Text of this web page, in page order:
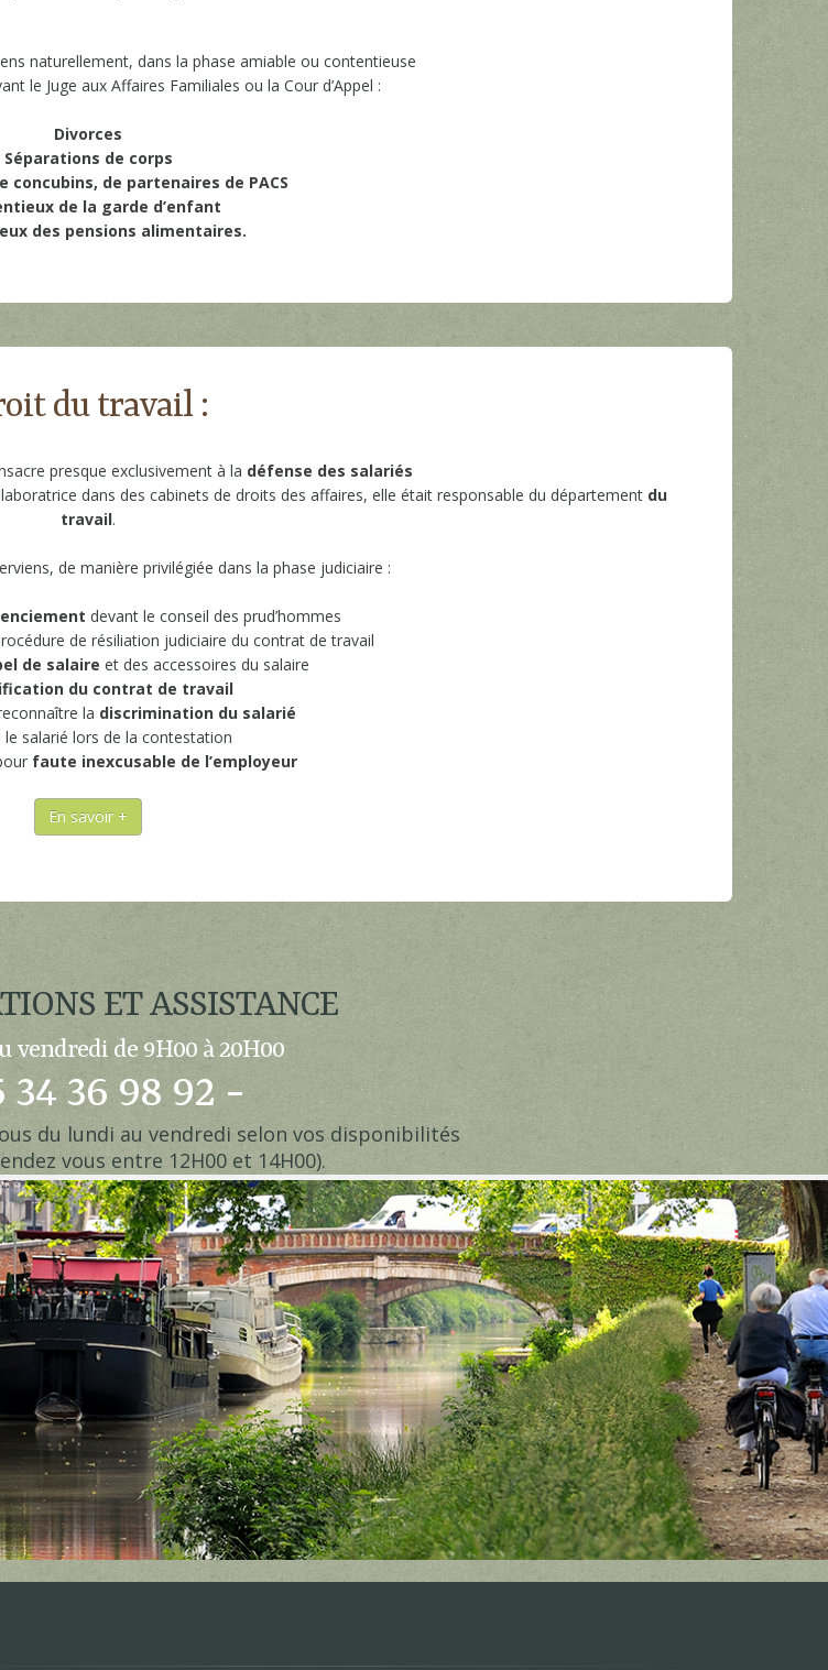
naturellement, dans la phase amiable ou contentieuse
le Juge aux Affaires Familiales ou la Cour d’Appel :
Divorces
Séparations de corps
concubins, de partenaires de PACS
de la garde d’enfant
des pensions alimentaires.
du travail :
presque exclusivement à la défense des salariés
dans des cabinets de droits des affaires, elle était responsable du département du
travail.
de manière privilégiée dans la phase judiciaire :
devant le conseil des prud’hommes
de résiliation judiciaire du contrat de travail
de salaire et des accessoires du salaire
du contrat de travail
la discrimination du salarié
le salarié lors de la contestation
faute inexcusable de l’employeur
En savoir +
ET ASSISTANCE
vendredi de 9H00 à 20H00
34 36 98 92 -
du lundi au vendredi selon vos disponibilités
vous entre 12H00 et 14H00).